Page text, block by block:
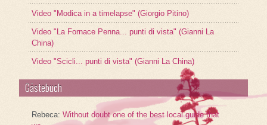
Video "Modica in a timelapse" (Giorgio Pitino)
Video "La Fornace Penna... punti di vista" (Gianni La
China)
Video "Scicli... punti di vista" (Gianni La China)
Gästebuch
Rebeca:Without doubt one of the best local guide that